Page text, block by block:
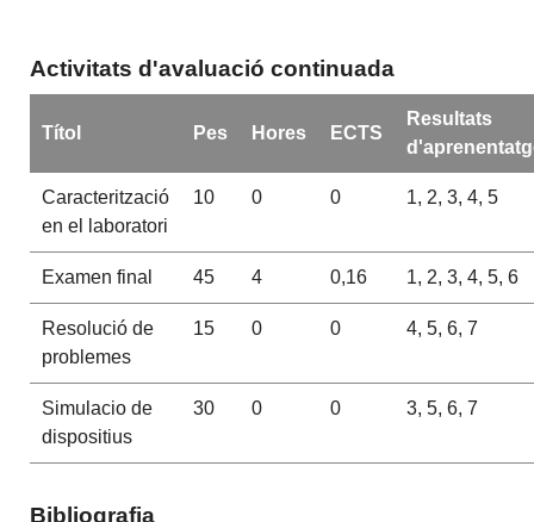
Activitats d'avaluació continuada
Títol Pes Hores ECTS
Resultats
Caracterització
en el laboratori
10 0 0 1, 2, 3, 4, 5
Examen final 45 4 0,16 1, 2, 3, 4, 5, 6
Resolució de
problemes
15 0 0 4, 5, 6, 7
Simulacio de
dispositius
30 0 0 3, 5, 6, 7
Bibliografia